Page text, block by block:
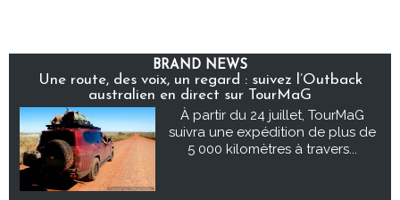
BRAND NEWS
Une route, des voix, un regard : suivez l’Outback
australien en direct sur TourMaG
À partir du 24 juillet, TourMaG
suivra une expédition de plus de
5 000 kilomètres à travers...